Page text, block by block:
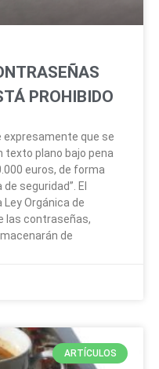
PROHIBIDO
expresamente que se
texto plano bajo pena
euros, de forma
seguridad”. El
Orgánica de
las contraseñas,
de
ARTÍCULOS